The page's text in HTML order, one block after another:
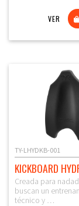
VER
TY-LHYDKB-001
KICKBOARD
Creada para
buscan un
técnico y …